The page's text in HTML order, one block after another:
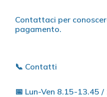
Contattaci per
pagamento.
📞 Contatti
📅 Lun-Ven 8.15-13.45